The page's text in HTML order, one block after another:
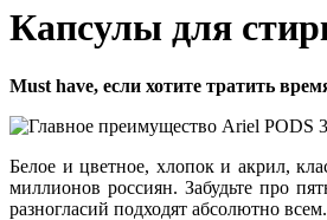
Капсулы для
Must have, если хотите тратить
Белое и цветное, хлопок и акрил,
миллионов россиян. Забудьте про
разногласий подходят абсолютно